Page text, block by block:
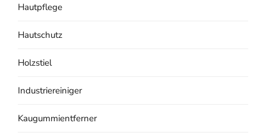
Hautpflege
Hautschutz
Holzstiel
Industriereiniger
Kaugummientferner